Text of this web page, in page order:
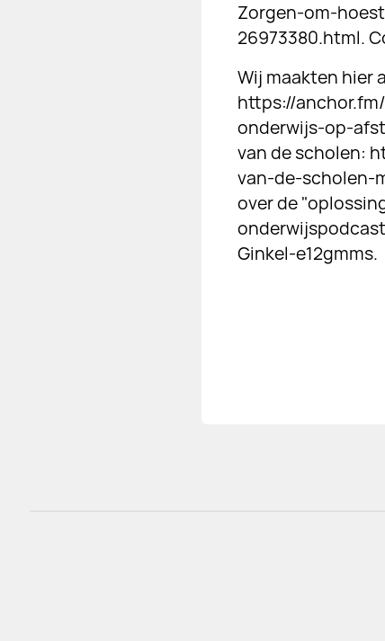
Zorgen-om-
26973380.html.
Wij maakten hier
https://
onderwijs-op-
van de scholen:
van-de-scholen-
over de
Ginkel-e12gmms.